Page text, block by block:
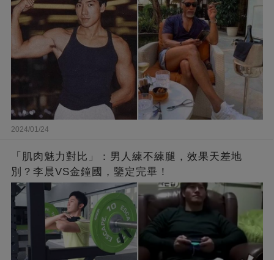
2024/01/24
「肌肉魅力對比」：男人練不練腿，效果天差地
別？李晨VS金鐘國，鑒定完畢！